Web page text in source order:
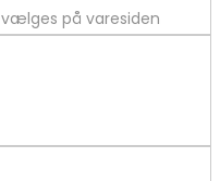
på varesiden